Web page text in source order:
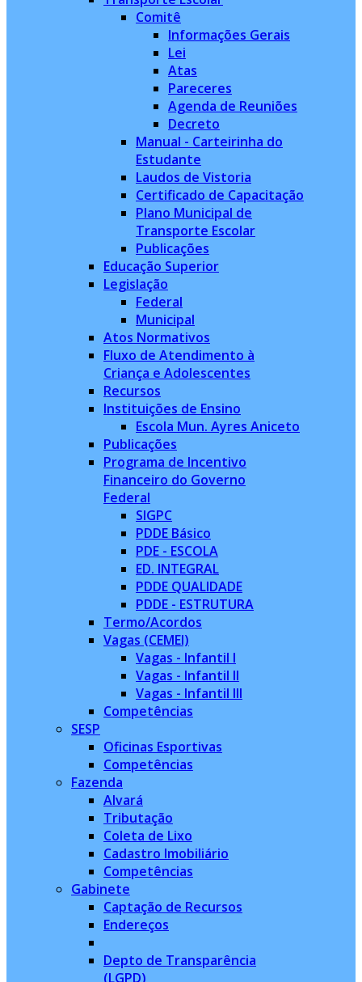
Comitê
Informações Gerais
Lei
Atas
Pareceres
Agenda de Reuniões
Decreto
Manual - Carteirinha do
Estudante
Laudos de Vistoria
Certificado de Capacitação
Plano Municipal de
Transporte Escolar
Publicações
Educação Superior
Legislação
Federal
Municipal
Atos Normativos
Fluxo de Atendimento à
Criança e Adolescentes
Recursos
Instituições de Ensino
Escola Mun. Ayres Aniceto
Publicações
Programa de Incentivo
Financeiro do Governo
Federal
SIGPC
PDDE Básico
PDE - ESCOLA
ED. INTEGRAL
PDDE QUALIDADE
PDDE - ESTRUTURA
Termo/Acordos
Vagas (CEMEI)
Vagas - Infantil I
Vagas - Infantil II
Vagas - Infantil III
Competências
SESP
Oficinas Esportivas
Competências
Fazenda
Alvará
Tributação
Coleta de Lixo
Cadastro Imobiliário
Competências
Gabinete
Captação de Recursos
Endereços
Depto de Transparência
(LGPD)